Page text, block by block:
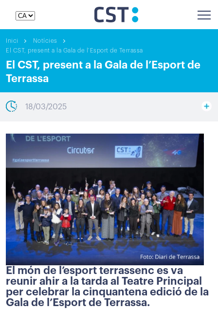
Inici
Notícies
El CST, present a la Gala de l’Esport de Terrassa
El CST, present a la Gala de l’Esport de
Terrassa
18/03/2025
El món de l’esport terrassenc es va
reunir ahir a la tarda al Teatre Principal
per celebrar la cinquantena edició de la
Gala de l’Esport de Terrassa.